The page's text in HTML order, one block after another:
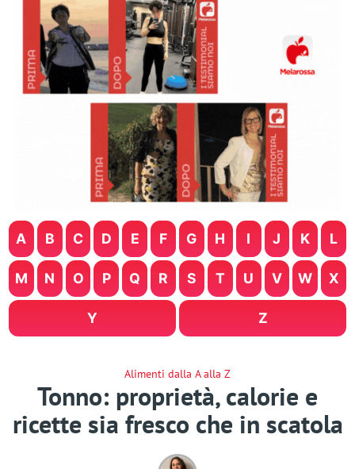
A B C D E F G H I J K L
M N O P Q R S T U V W X
Y Z
Alimenti dalla A alla Z
Tonno: proprietà, calorie e
ricette sia fresco che in scatola